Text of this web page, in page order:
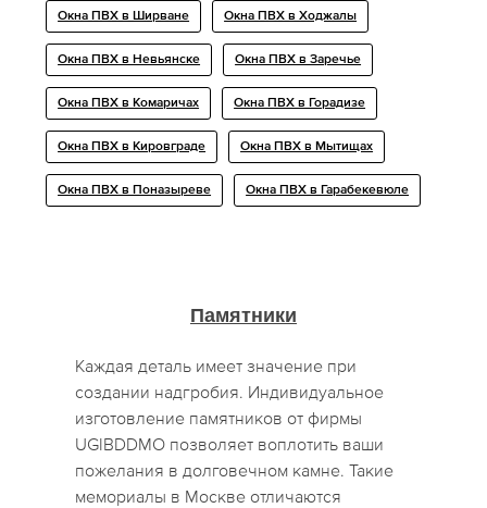
Окна ПВХ в Ширване Окна ПВХ в Ходжалы
Окна ПВХ в Невьянске Окна ПВХ в Заречье
Окна ПВХ в Комаричах Окна ПВХ в Горадизе
Окна ПВХ в Кировграде Окна ПВХ в Мытищах
Окна ПВХ в Поназыреве Окна ПВХ в Гарабекевюле
Памятники
Каждая деталь имеет значение при
создании надгробия. Индивидуальное
изготовление памятников от фирмы
UGIBDDMO позволяет воплотить ваши
пожелания в долговечном камне. Такие
мемориалы в Москве отличаются